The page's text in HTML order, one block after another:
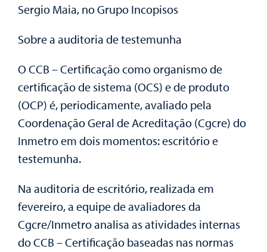
Sergio Maia, no Grupo Incopisos
Sobre a auditoria de testemunha
O CCB – Certificação como organismo de
certificação de sistema (OCS) e de produto
(OCP) é, periodicamente, avaliado pela
Coordenação Geral de Acreditação (Cgcre) do
Inmetro em dois momentos: escritório e
testemunha.
Na auditoria de escritório, realizada em
fevereiro, a equipe de avaliadores da
Cgcre/Inmetro analisa as atividades internas
do CCB – Certificação baseadas nas normas